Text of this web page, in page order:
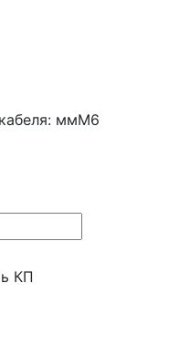
ммМ6
КП